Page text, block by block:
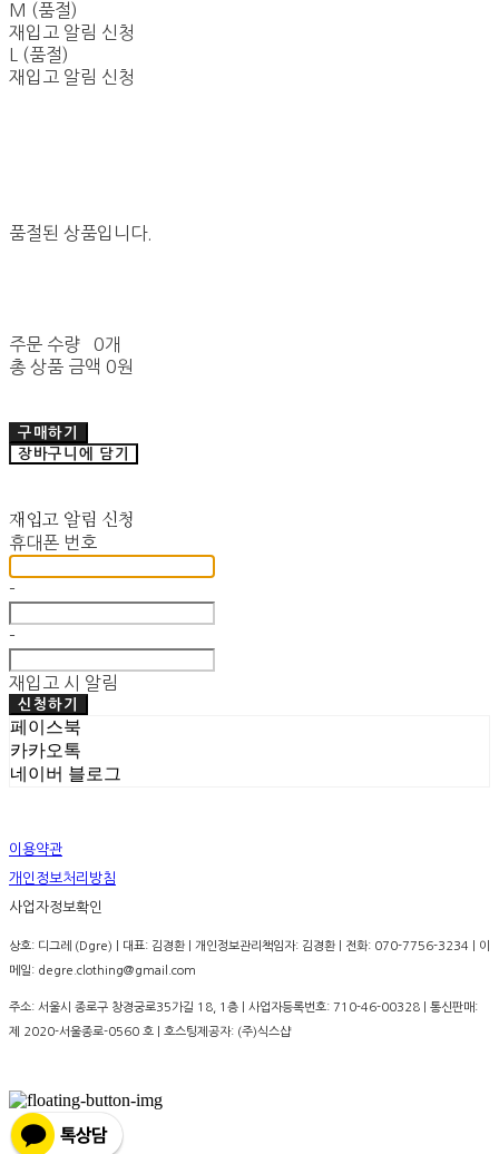
M (품절)
재입고 알림 신청
L (품절)
재입고 알림 신청
품절된 상품입니다.
주문 수량
0개
총 상품 금액 0원
구매하기
장바구니에 담기
재입고 알림 신청
휴대폰 번호
-
-
재입고 시 알림
신청하기
페이스북
카카오톡
네이버 블로그
이용약관
개인정보처리방침
사업자정보확인
상호: 디그레 (Dgre) | 대표: 김경환 | 개인정보관리책임자: 김경환 | 전화: 070-7756-3234 | 이
메일: degre.clothing@gmail.com
주소: 서울시 종로구 창경궁로35가길 18, 1층 | 사업자등록번호: 710-46-00328 | 통신판매:
제 2020-서울종로-0560 호 | 호스팅제공자: (주)식스샵